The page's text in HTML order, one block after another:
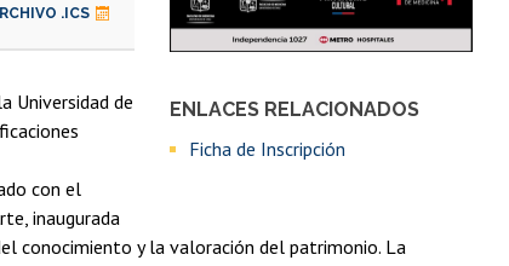
ENLACES RELACIONADOS
Ficha de Inscripción
.ICS
Universidad de
con el
inaugurada
conocimiento y la valoración del patrimonio. La